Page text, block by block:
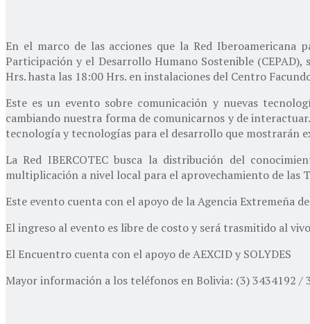
En el marco de las acciones que la Red Iberoamericana
Participación y el Desarrollo Humano Sostenible
Hrs. hasta las 18:00 Hrs. en instalaciones del Centro
Este es un evento sobre comunicación y nuevas
cambiando nuestra forma de comunicarnos y de
tecnología y tecnologías para el desarrollo que mostrarán
La Red IBERCOTEC busca la distribución del
multiplicación a nivel local para el aprovechamiento de las
Este evento cuenta con el apoyo de la Agencia Extremeña
El ingreso al evento es libre de costo y será trasmitido al
El Encuentro cuenta con el apoyo de AEXCID y SOLYDES
Mayor información a los teléfonos en Bolivia: (3) 3434192